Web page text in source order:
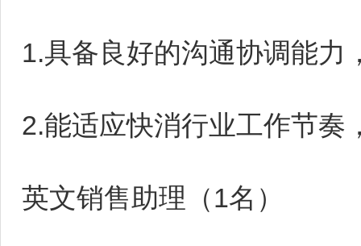
1.具备良好的沟通协调能力
2.能适应快消行业工作节奏
英文销售助理（1名）